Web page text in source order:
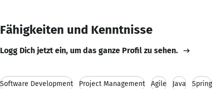
Fähigkeiten und Kenntnisse
Logg Dich jetzt ein, um das ganze Profil zu sehen.
Software Development Project Management Agile Java Spring